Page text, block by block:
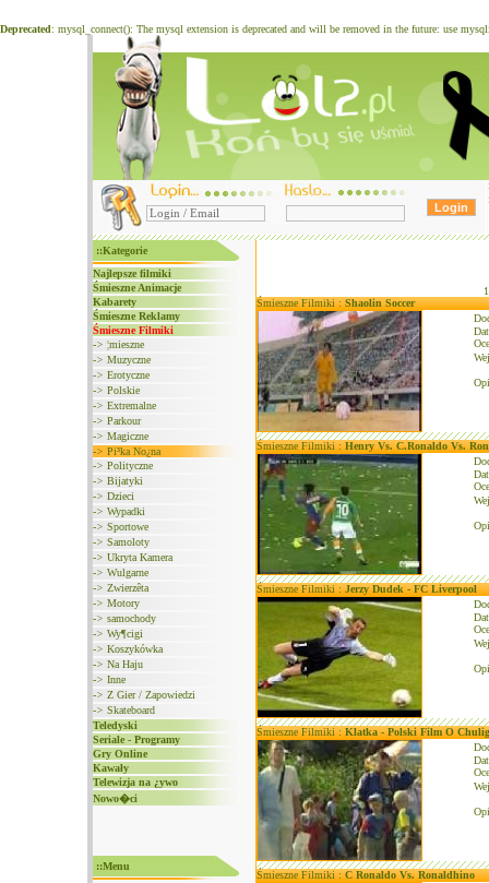
Deprecated: mysql_connect(): The mysql extension is deprecated and will be removed in the future: use
::Kategorie
Najlepsze filmiki
Śmieszne Animacje
Kabarety
Śmieszne Reklamy
Śmieszne Filmiki
-> ¦mieszne
-> Muzyczne
-> Erotyczne
-> Polskie
-> Extremalne
-> Parkour
-> Magiczne
-> Pi³ka No¿na
-> Polityczne
-> Bijatyki
-> Dzieci
-> Wypadki
-> Sportowe
-> Samoloty
-> Ukryta Kamera
-> Wulgarne
-> Zwierzêta
-> Motory
-> samochody
-> Wy¶cigi
-> Koszykówka
-> Na Haju
-> Inne
-> Z Gier / Zapowiedzi
-> Skateboard
Teledyski
Seriale - Programy
Gry Online
Kawały
Telewizja na ¿ywo
Nowo�ci
::Menu
Śmieszne Filmiki :Shaolin Soccer
Śmieszne Filmiki :Henry Vs. C.Ronaldo Vs.
Śmieszne Filmiki :Jerzy Dudek - FC Liverpool
Śmieszne Filmiki :Klatka - Polski Film O
Śmieszne Filmiki :C Ronaldo Vs. Ronaldhino